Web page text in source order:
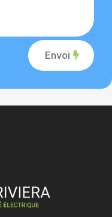
Envoi